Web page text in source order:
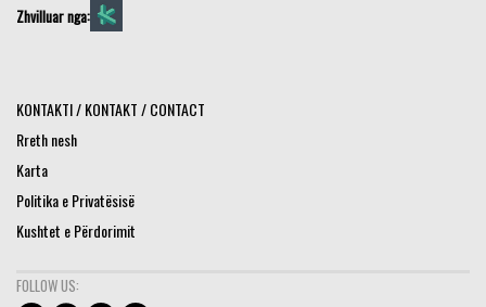
Zhvilluar nga:
KONTAKTI / KONTAKT / CONTACT
Rreth nesh
Karta
Politika e Privatësisë
Kushtet e Përdorimit
FOLLOW US: